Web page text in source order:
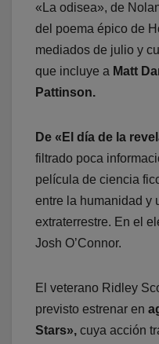
«La odisea», de
del poema épico de
mediados de julio y
que incluye a Matt
Pattinson.
De «El día de la
filtrado poca
película de ciencia
entre la humanidad y
extraterrestre. En el
Josh O’Connor.
El veterano Ridley
previsto estrenar en
Stars», cuya acción